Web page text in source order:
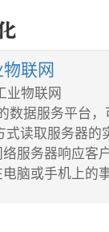
联网
业物联网
据服务平台，
式读取服务器的
服务器响应客
脑或手机上的